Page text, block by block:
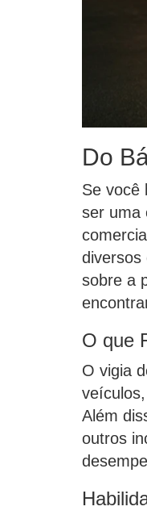
Do
Se você
ser uma
diversos
sobre a
O que
O vigia
Além
outros